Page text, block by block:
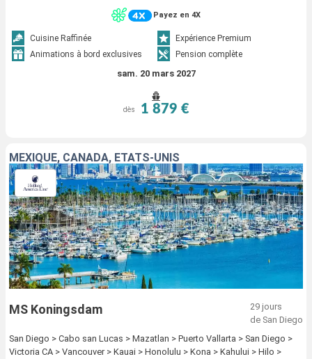
Payez en 4X
Cuisine Raffinée
Expérience Premium
Animations à bord exclusives
Pension complète
sam. 20 mars 2027
dès 1 879 €
MEXIQUE, CANADA, ÉTATS-UNIS
MS Koningsdam
29 jours
de San Diego
San Diego > Cabo san Lucas > Mazatlan > Puerto Vallarta > San Diego >
Victoria CA > Vancouver > Kauai > Honolulu > Kona > Kahului > Hilo >